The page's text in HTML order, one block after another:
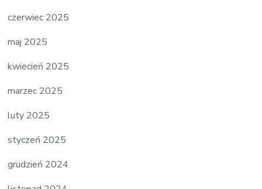
czerwiec 2025
maj 2025
kwiecień 2025
marzec 2025
luty 2025
styczeń 2025
grudzień 2024